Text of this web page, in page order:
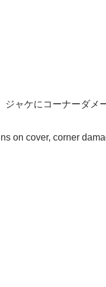
ャケにコーナーダメ
on cover, corner